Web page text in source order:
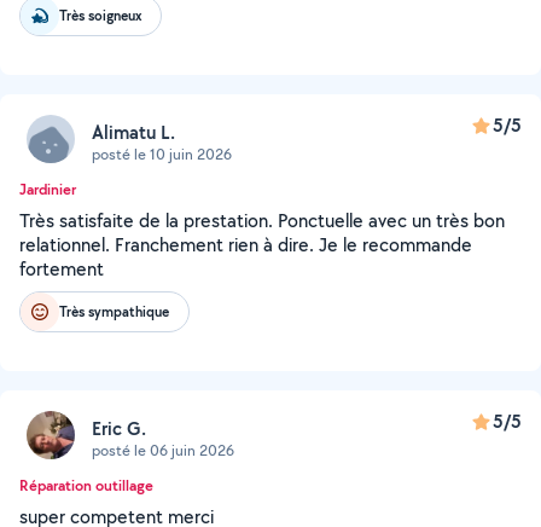
Très soigneux
Alimatu L.
posté le 10 juin 2026
5/5
Jardinier
Très satisfaite de la prestation. Ponctuelle avec un très bon
relationnel. Franchement rien à dire. Je le recommande
fortement
Très sympathique
Eric G.
posté le 06 juin 2026
5/5
Réparation outillage
super competent merci